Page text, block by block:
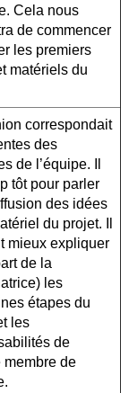
Cela nous
de commencer
les premiers
matériels du
correspondait
des
de l’équipe. Il
tôt pour parler
des idées
du projet. Il
mieux expliquer
de la
les
étapes du
les
de
membre de